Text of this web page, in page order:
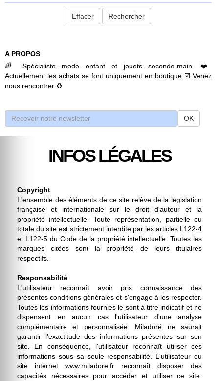
Rechercher
A PROPOS
🌈 Spécialiste mode enfant et jouets seconde-main. ❤️
Actuellement les achats se font uniquement en boutique ☑️ Venez
nous rencontrer ♻️
OK
INFOS LÉGALES
Copyright
L'ensemble des éléments de ce site relève de la législation
française et internationale sur le droit d'auteur et la
propriété intellectuelle. Toute représentation, partielle ou
totale du site est strictement interdite par les articles L122-4
et L122-5 du Code de la propriété intellectuelle. Toutes les
marques citées sont la propriété de leurs titulaires
respectifs.
Responsabilité
L'utilisateur reconnaît avoir pris connaissance des
présentes conditions générales et s'engage à les respecter.
Toutes les informations fournies le sont à titre indicatif et ne
dispensent en aucun cas l'utilisateur d'une analyse
complémentaire et personnalisée. Miladoré ne saurait
garantir l'exactitude des informations présentes sur son
site. En conséquence, l'utilisateur reconnaît utiliser ces
informations sous sa seule responsabilité. L'utilisateur du
site internet www.miladore.fr reconnaît disposer des
capacités nécessaires pour accéder et utiliser ce site.